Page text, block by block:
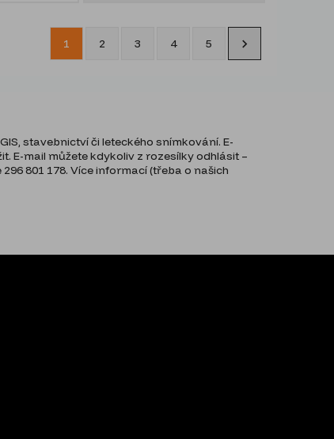
1 2 3 4 5
stavebnictví či leteckého snímkování. E-
E-mail můžete kdykoliv z rozesílky odhlásit –
801 178. Více informací (třeba o našich